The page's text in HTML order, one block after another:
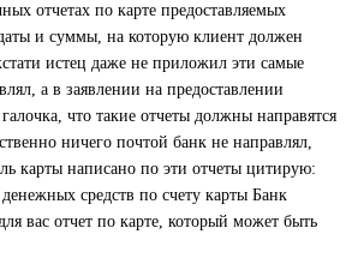
отчетах по карте предоставляемых
и суммы, на которую клиент должен
истец даже не приложил эти самые
а в заявлении на предоставлении
что такие отчеты должны направятся
ничего почтой банк не направлял,
карты написано по эти отчеты цитирую:
средств по счету карты Банк
вас отчет по карте, который может быть